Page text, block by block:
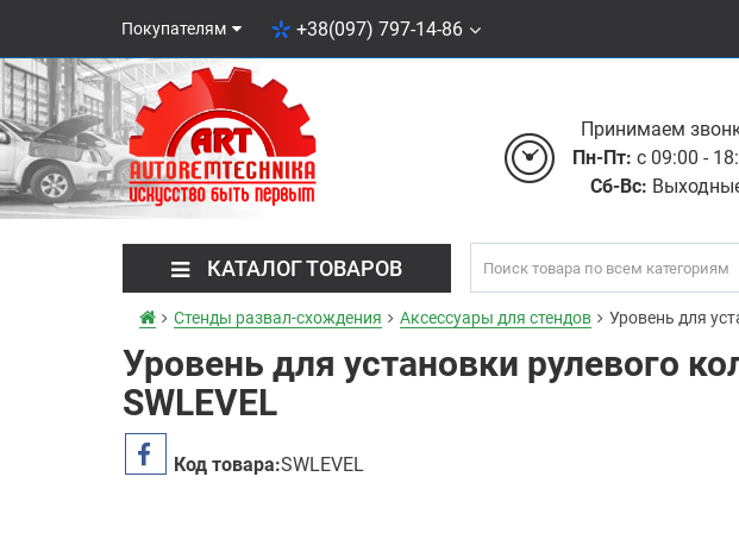
Покупателям +38(097) 797-14-86
Принимаем
Пн-Пт: с 09:00 -
Сб-Вс:
КАТАЛОГ ТОВАРОВ
Стенды развал-схождения Аксессуары для стендов Уровень для
Уровень для установки рулевого
SWLEVEL
Код товара:SWLEVEL